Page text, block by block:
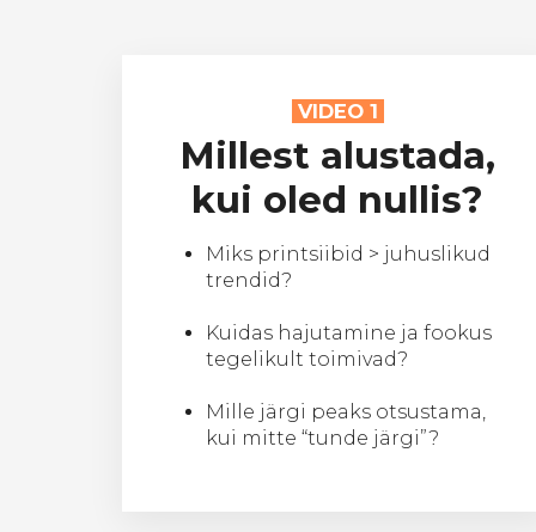
VIDEO 1
Millest alustada,
kui oled nullis?
Miks printsiibid > juhuslikud
trendid?
Kuidas hajutamine ja fookus
tegelikult toimivad?
Mille järgi peaks otsustama,
kui mitte “tunde järgi”?